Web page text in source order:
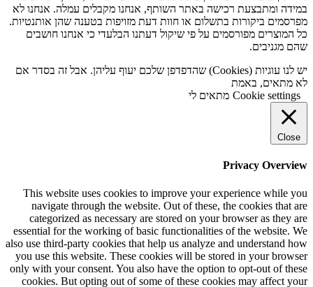
במידה ומתבצעת רכישה באתר השותף, אנחנו מקבלים עמלה. אנחנו לא
מפרסמים ביקורות בתשלום או חוות דעת מזויפות בטענה שהן אותנטיות.
כל המוצרים מפורסמים על פי שיקול דעתנו הבלעדי כי אנחנו חושבים
שהם מגניבים.
יש לנו עוגיות (Cookies) שהדפדפן שלכם יעוף עליהן. אבל זה בסדר אם
לא מתאים, באמת
Cookie settings מתאים לי
Close
Privacy Overview
This website uses cookies to improve your experience while you
navigate through the website. Out of these, the cookies that are
categorized as necessary are stored on your browser as they are
essential for the working of basic functionalities of the website. We
also use third-party cookies that help us analyze and understand how
you use this website. These cookies will be stored in your browser
only with your consent. You also have the option to opt-out of these
cookies. But opting out of some of these cookies may affect your